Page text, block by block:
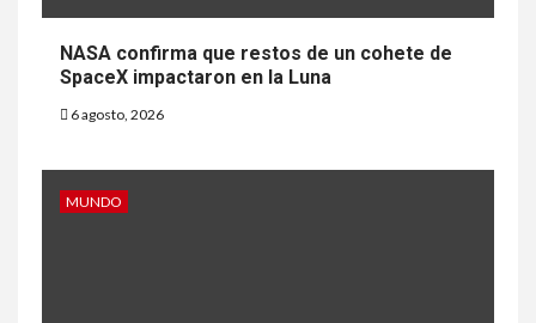
NASA confirma que restos de un cohete de
SpaceX impactaron en la Luna
6 agosto, 2026
MUNDO